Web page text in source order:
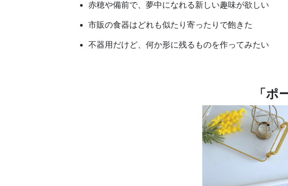
赤穂や備前で、夢中になれる新しい趣味が欲しい
市販の食器はどれも似たり寄ったりで飽きた
不器用だけど、何か形に残るものを作ってみたい
「ポ